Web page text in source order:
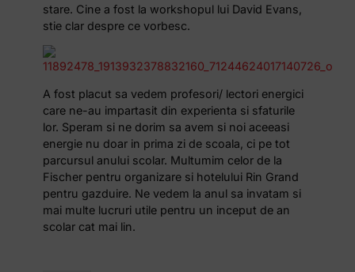
stare. Cine a fost la workshopul lui David Evans,
stie clar despre ce vorbesc.
A fost placut sa vedem profesori/ lectori energici
care ne-au impartasit din experienta si sfaturile
lor. Speram si ne dorim sa avem si noi aceeasi
energie nu doar in prima zi de scoala, ci pe tot
parcursul anului scolar. Multumim celor de la
Fischer pentru organizare si hotelului Rin Grand
pentru gazduire. Ne vedem la anul sa invatam si
mai multe lucruri utile pentru un inceput de an
scolar cat mai lin.